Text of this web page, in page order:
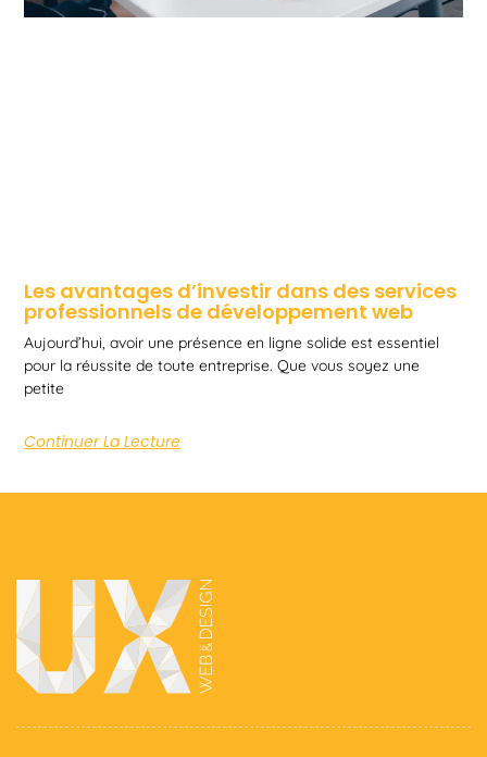
Les avantages d’investir dans des services
professionnels de développement web
Aujourd’hui, avoir une présence en ligne solide est essentiel
pour la réussite de toute entreprise. Que vous soyez une
petite
Continuer La Lecture